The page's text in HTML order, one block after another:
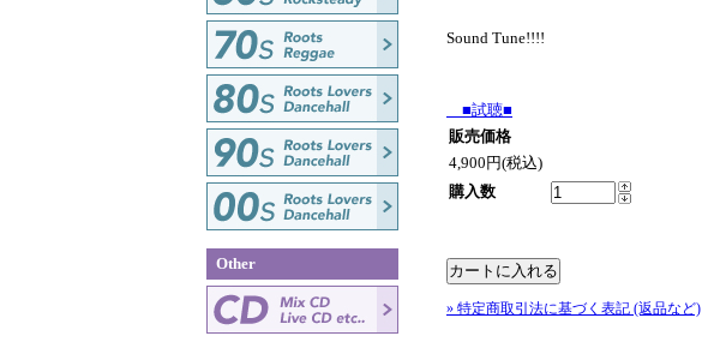
Sound Tune!!!!
■試聴■
販売価格
4,900円(税込)
購入数
» 特定商取引法に基づく表記 (返品など)
Other